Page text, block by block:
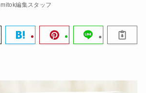
mitok編集スタッフ